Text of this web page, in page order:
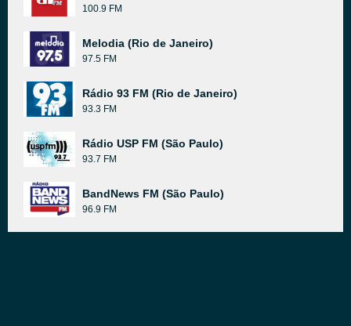
100.9 FM
Melodia (Rio de Janeiro)
97.5 FM
Rádio 93 FM (Rio de Janeiro)
93.3 FM
Rádio USP FM (São Paulo)
93.7 FM
BandNews FM (São Paulo)
96.9 FM